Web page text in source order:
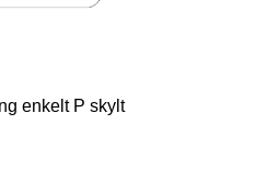
enkelt P skylt